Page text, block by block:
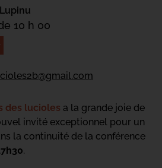
10 h 00
des lucioles a la grande joie de
invité exceptionnel pour un
la continuité de la conférence
.